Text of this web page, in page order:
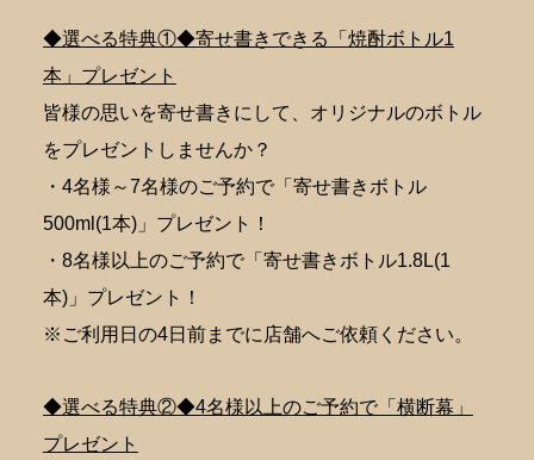
◆選べる特典①◆寄せ書きできる「焼酎ボトル1
本」プレゼント
皆様の思いを寄せ書きにして、オリジナルのボトル
をプレゼントしませんか？
・4名様～7名様のご予約で「寄せ書きボトル
500ml(1本)」プレゼント！
・8名様以上のご予約で「寄せ書きボトル1.8L(1
本)」プレゼント！
※ご利用日の4日前までに店舗へご依頼ください。
◆選べる特典②◆4名様以上のご予約で「横断幕」
プレゼント